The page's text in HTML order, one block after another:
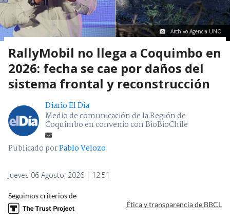
Archivo Agencia UNO
RallyMobil no llega a Coquimbo en
2026: fecha se cae por daños del
sistema frontal y reconstrucción
Diario El Día
Medio de comunicación de la Región de
Coquimbo en convenio con BioBioChile
Publicado porPablo Velozo
Jueves 06 Agosto, 2026 | 12:51
Seguimos criterios de
Ética y transparencia de BBCL